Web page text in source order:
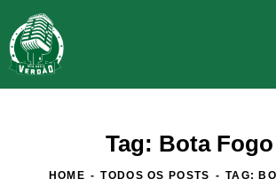
Tag: Bota Fogo
HOME TODOS OS POSTS TAG: